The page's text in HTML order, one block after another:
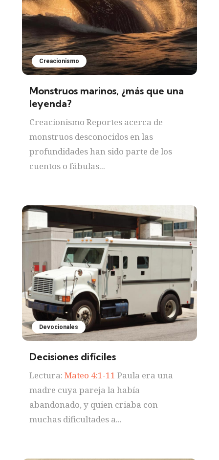
Creacionismo
Monstruos marinos, ¿más que una
leyenda?
Creacionismo Reportes acerca de
monstruos desconocidos en las
profundidades han sido parte de los
cuentos o fábulas...
Devocionales
Decisiones difíciles
Lectura: Mateo 4:1-11 Paula era una
madre cuya pareja la había
abandonado, y quien criaba con
muchas dificultades a...